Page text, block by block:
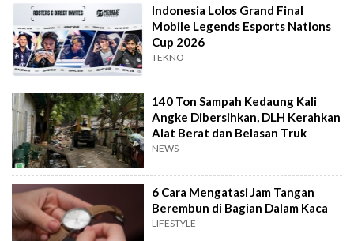
Indonesia Lolos Grand Final
Mobile Legends Esports Nations
Cup 2026
TEKNO
140 Ton Sampah Kedaung Kali
Angke Dibersihkan, DLH Kerahkan
Alat Berat dan Belasan Truk
NEWS
6 Cara Mengatasi Jam Tangan
Berembun di Bagian Dalam Kaca
LIFESTYLE